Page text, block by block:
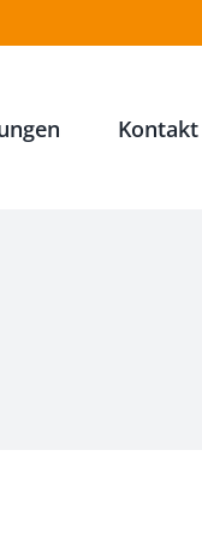
Kontakt